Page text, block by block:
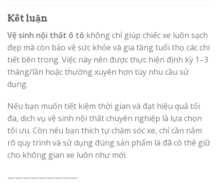
Kết luận
Vệ sinh nội thất ô tô không chỉ giúp chiếc xe luôn sạch
đẹp mà còn bảo vệ sức khỏe và gia tăng tuổi thọ các chi
tiết bên trong. Việc này nên được thực hiện định kỳ 1–3
tháng/lần hoặc thường xuyên hơn tùy nhu cầu sử
dụng.
Nếu bạn muốn tiết kiệm thời gian và đạt hiệu quả tối
đa, dịch vụ vệ sinh nội thất chuyên nghiệp là lựa chọn
tối ưu. Còn nếu bạn thích tự chăm sóc xe, chỉ cần nắm
rõ quy trình và sử dụng đúng sản phẩm là đã có thể giữ
cho không gian xe luôn như mới.
—————————